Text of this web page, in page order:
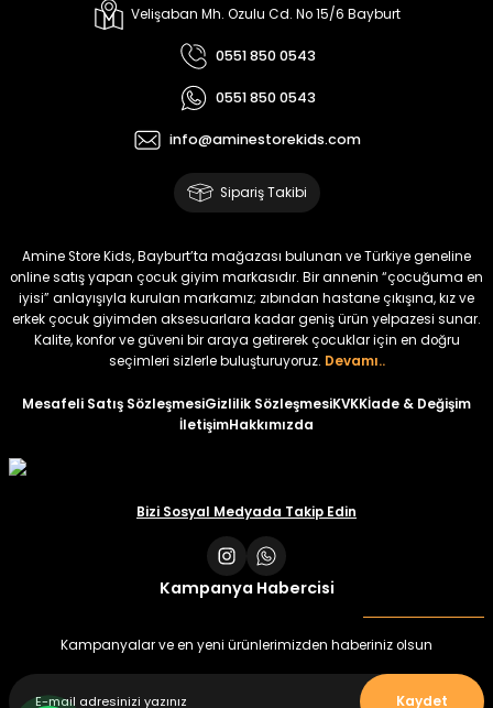
Velişaban Mh. Ozulu Cd. No 15/6 Bayburt
0551 850 0543
0551 850 0543
info@aminestorekids.com
Sipariş Takibi
Amine Store Kids, Bayburt’ta mağazası bulunan ve Türkiye geneline
online satış yapan çocuk giyim markasıdır. Bir annenin “çocuğuma en
iyisi” anlayışıyla kurulan markamız; zıbından hastane çıkışına, kız ve
erkek çocuk giyimden aksesuarlara kadar geniş ürün yelpazesi sunar.
Kalite, konfor ve güveni bir araya getirerek çocuklar için en doğru
seçimleri sizlerle buluşturuyoruz. Devamı..
Mesafeli Satış SözleşmesiGizlilik SözleşmesiKVKKİade & Değişim
İletişimHakkımızda
Bizi Sosyal Medyada Takip Edin
Kampanya Habercisi
Kampanyalar ve en yeni ürünlerimizden haberiniz olsun
Kaydet